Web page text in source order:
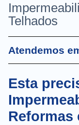
Telhados
Atendemos
Esta
Reformas